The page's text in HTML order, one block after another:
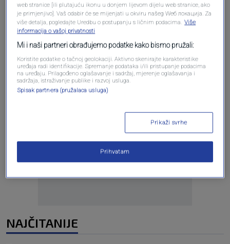
Oglas
Oglas
NAJČITANIJE
web stranice [ili plutajuću ikonu u donjem lijevom dijelu web stranice, ako
je primjenjivo]. Vaš odabir će se mijenjati u okviru našeg Wеб локација. Za
više detalja, pogledajte Uredbu o postupanju s ličnim podacima. Više
informacija o vašoj privatnosti
Mi i naši partneri obrađujemo podatke kako bismo pružali:
Koristite podatke o tačnoj geolokaciji. Aktivno skenirajte karakteristike
uređaja radi identifikacije. Spremanje podataka i/ili pristupanje podacima
na uređaju. Prilagođeno oglašavanje i sadržaj, mjerenje oglašavanja i
sadržaja, istraživanje publike i razvoj usluga.
Spisak partnera (pružalaca usluga)
Prikaži svrhe
Prihvatam